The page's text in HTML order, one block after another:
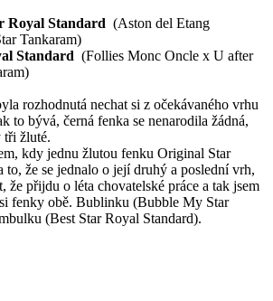
Royal Standard (Aston del Etang
Tankaram)
Standard (Follies Monc Oncle x U after
rozhodnutá nechat si z očekávaného vrhu
to bývá, černá fenka se nenarodila žádná,
tři žluté.
kdy jednu žlutou fenku Original Star
to, že se jednalo o její druhý a poslední vrh,
že přijdu o léta chovatelské práce a tak jsem
fenky obě. Bublinku (Bubble My Star
(Best Star Royal Standard).